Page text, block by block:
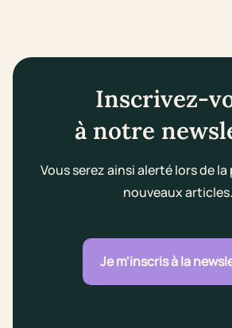
Inscrivez-
à notre
Vous serez ainsi alerté lors de
nouveaux articles.
Je m'inscris à la